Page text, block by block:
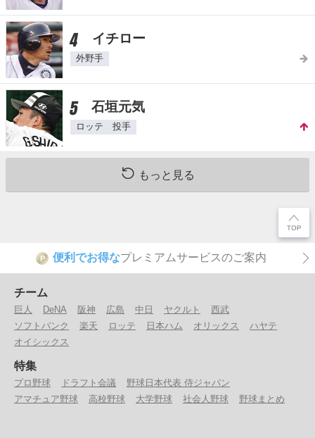
4 イチロー
外野手
5 石垣元気
ロッテ 投手
もっと見る
P 便利でお得なプレミアムサービスのご案内
チーム
巨人 DeNA 阪神 広島 中日 ヤクルト
西武
ソフトバンク
楽天 ロッテ 日本ハム オリックス
ハヤテ
オイシックス
特集
プロ野球 ドラフト会議
野球日本代表 侍ジャパン
アマチュア野球
高校野球 大学野球 社会人野球 野球まとめ